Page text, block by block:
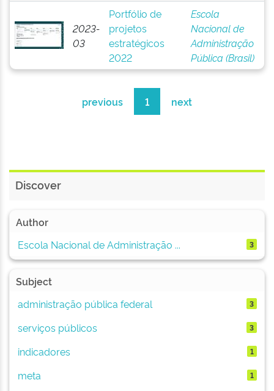
2023-
03
Portfólio de
projetos
estratégicos
2022
Escola
Nacional de
Administração
Pública (Brasil)
previous 1 next
Discover
Author
Escola Nacional de Administração ...
3
Subject
administração pública federal
3
serviços públicos 3
indicadores 1
meta 1